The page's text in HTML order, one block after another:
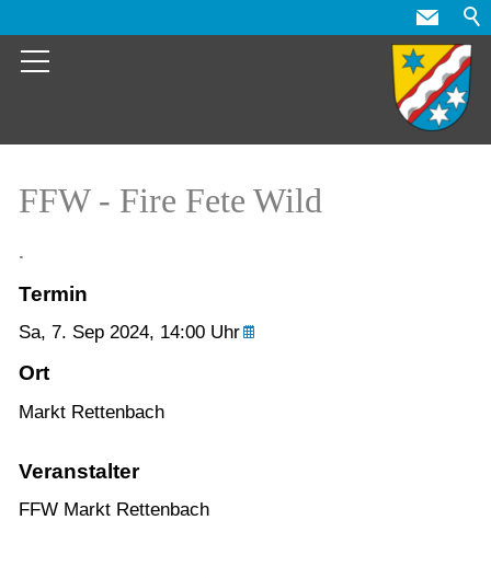
FFW - Fire Fete Wild
.
Termin
Sa, 7. Sep 2024, 14:00 Uhr
Ort
Markt Rettenbach
Veranstalter
FFW Markt Rettenbach